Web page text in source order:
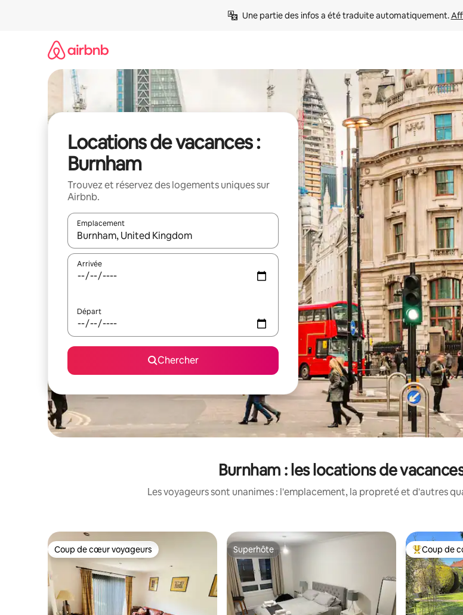
Une partie des infos a été traduite automatiquement.
Locations de vacances :
Burnham
Trouvez et réservez des logements uniques sur
Airbnb.
Emplacement
Quand les résultats sont affichés, parcourez-les en utilisant les flèches vers le haut et vers le bas, ou
Arrivée
Départ
Chercher
Burnham : les locations de
Les voyageurs sont unanimes : l'emplacement, la propreté et d'autres
Coup de cœur voyageurs
Coup de cœur voyageurs Superhôte
Superhôte Coup de
Coup de